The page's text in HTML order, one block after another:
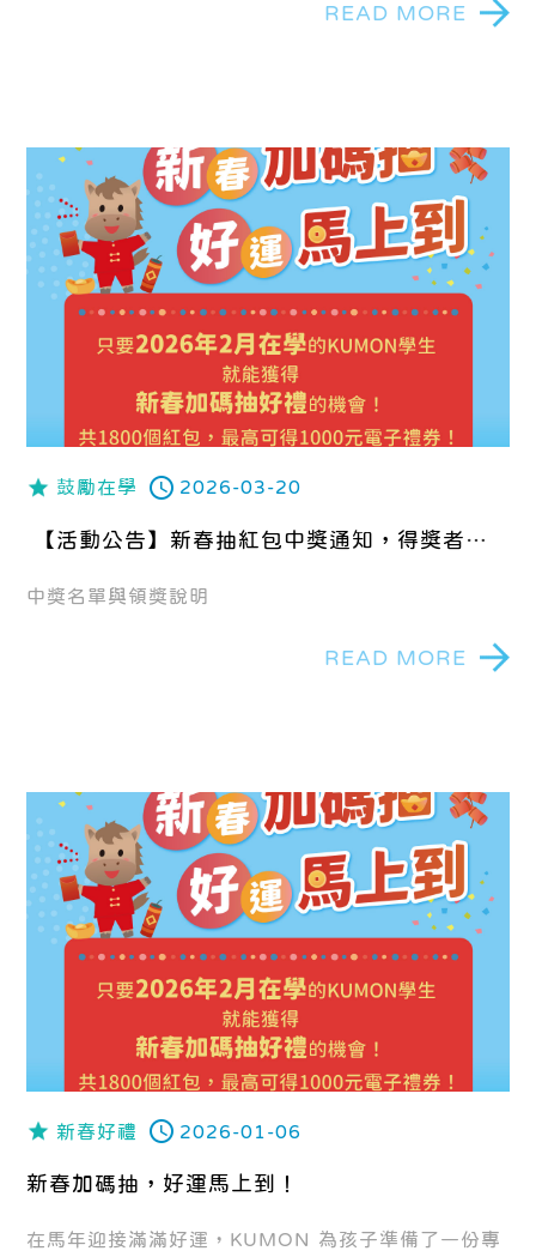
READ MORE
鼓勵在學 2026-03-20
【活動公告】新春抽紅包中獎通知，得獎者請
不候。
中獎名單與領獎說明
READ MORE
新春好禮 2026-01-06
新春加碼抽，好運馬上到！
在馬年迎接滿滿好運，KUMON 為孩子準備了一份專